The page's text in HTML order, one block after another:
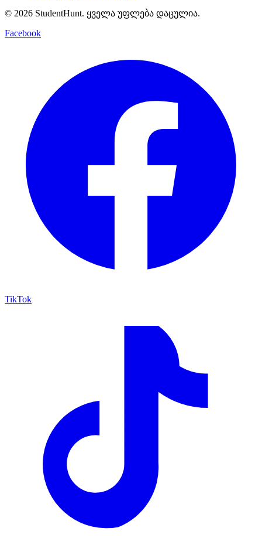
© 2026 StudentHunt. ყველა უფლება დაცულია.
Facebook
TikTok